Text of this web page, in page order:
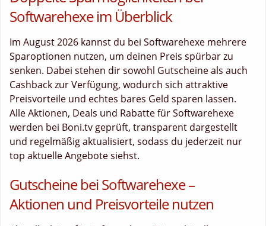
Softwarehexe im Überblick
Im August 2026 kannst du bei Softwarehexe mehrere
Sparoptionen nutzen, um deinen Preis spürbar zu
senken. Dabei stehen dir sowohl Gutscheine als auch
Cashback zur Verfügung, wodurch sich attraktive
Preisvorteile und echtes bares Geld sparen lassen.
Alle Aktionen, Deals und Rabatte für Softwarehexe
werden bei Boni.tv geprüft, transparent dargestellt
und regelmäßig aktualisiert, sodass du jederzeit nur
top aktuelle Angebote siehst.
Gutscheine bei Softwarehexe –
Aktionen und Preisvorteile nutzen